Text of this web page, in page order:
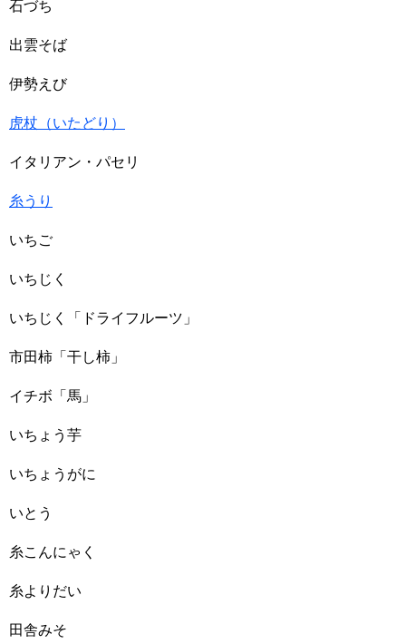
石づち
出雲そば
伊勢えび
虎杖（いたどり）
イタリアン・パセリ
糸うり
いちご
いちじく
いちじく「ドライフルーツ」
市田柿「干し柿」
イチボ「馬」
いちょう芋
いちょうがに
いとう
糸こんにゃく
糸よりだい
田舎みそ